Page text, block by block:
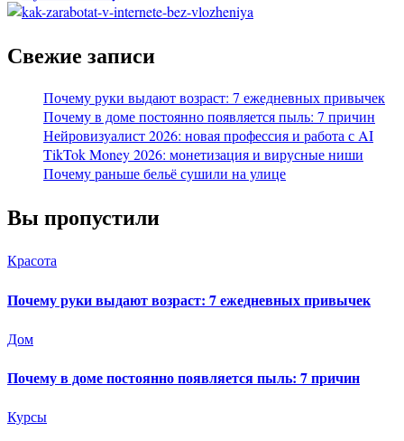
Свежие записи
Почему руки выдают возраст: 7 ежедневных привычек
Почему в доме постоянно появляется пыль: 7 причин
Нейровизуалист 2026: новая профессия и работа с AI
TikTok Money 2026: монетизация и вирусные ниши
Почему раньше бельё сушили на улице
Вы пропустили
Красота
Почему руки выдают возраст: 7 ежедневных привычек
Дом
Почему в доме постоянно появляется пыль: 7 причин
Курсы